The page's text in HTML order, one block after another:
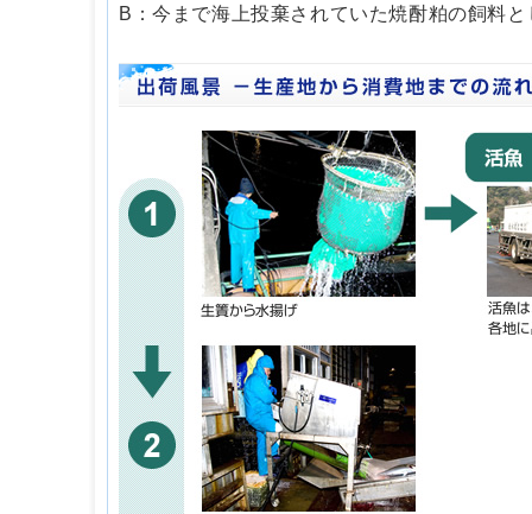
B：今まで海上投棄されていた焼酎粕の飼料